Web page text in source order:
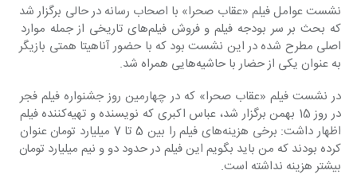
نشست عوامل فیلم «عقاب صحرا» با اصحاب رسانه در حالی برگزار شد
که بحث بر سر بودجه فیلم و فروش فیلم‌های تاریخی از جمله موارد
اصلی مطرح شده در این نشست بود که با حضور آناهیتا همتی بازیگر
به عنوان یکی از حضار با حاشیه‌هایی همراه شد.
در نشست فیلم «عقاب صحرا» که در چهارمین روز جشنواره فیلم فجر
در روز 15 بهمن برگزار شد، عباس اکبری که نویسنده و تهیه‌کننده فیلم
اظهار داشت: برخی هزینه‌های فیلم را بین 5 تا 7 میلیارد تومان عنوان
کرده بودند که من باید بگویم این فیلم در حدود دو و نیم میلیارد تومان
بیشتر هزینه نداشته است.